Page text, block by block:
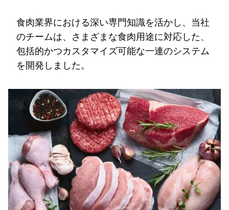
食肉業界における深い専門知識を活かし、当社
のチームは、さまざまな食肉用途に対応した、
包括的かつカスタマイズ可能な一連のシステム
を開発しました。